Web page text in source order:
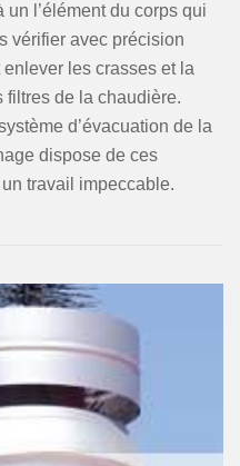
l’élément du corps qui
vérifier avec précision
enlever les crasses et la
filtres de la chaudière.
d’évacuation de la
dispose de ces
travail impeccable.